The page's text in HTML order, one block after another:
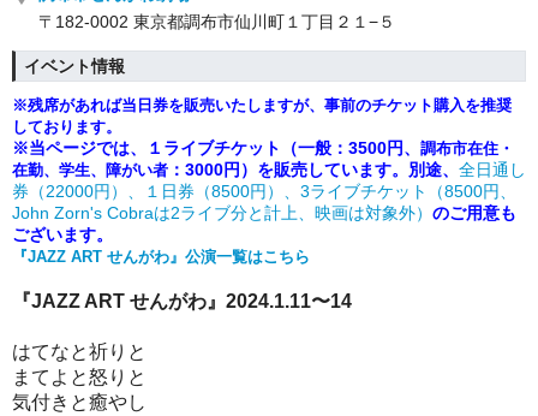
〒182-0002 東京都調布市仙川町１丁目２１−５
イベント情報
※残席があれば当日券を販売いたしますが、事前のチケット購入を推奨
しております。
※当ページでは、１ライブチケット（一般：3500円、 調布市在住・
在勤、学生、障がい者 ：3000円）を販売しています。別途、 全日通し
券（22000円）、１日券（8500円）、3ライブチケット（8500円、
John Zorn's Cobraは2ライブ分と計上、映画は対象外） のご用意も
ございます。
『JAZZ ART せんがわ』公演一覧はこちら
『JAZZ ART せんがわ』2024.1.11〜14
はてなと祈りと
まてよと怒りと
気付きと癒やし